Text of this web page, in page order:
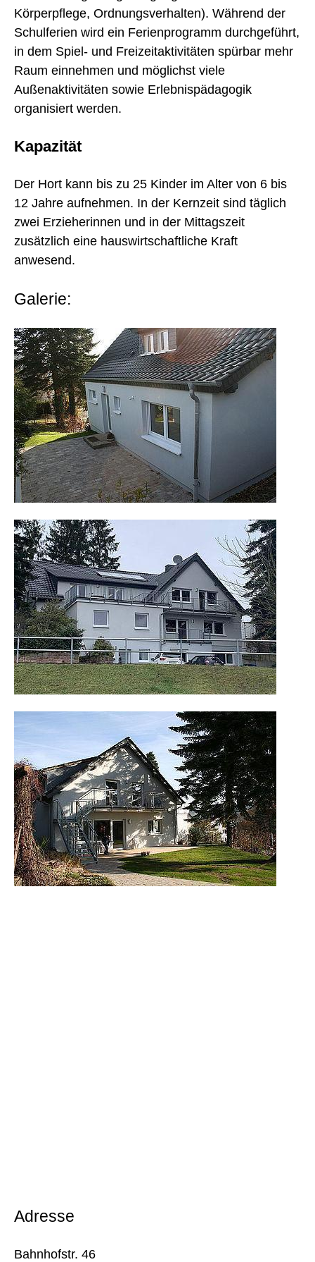
Körperpflege, Ordnungsverhalten). Während der
Schulferien wird ein Ferienprogramm durchgeführt,
in dem Spiel- und Freizeitaktivitäten spürbar mehr
Raum einnehmen und möglichst viele
Außenaktivitäten sowie Erlebnispädagogik
organisiert werden.
Kapazität
Der Hort kann bis zu 25 Kinder im Alter von 6 bis
12 Jahre aufnehmen. In der Kernzeit sind täglich
zwei Erzieherinnen und in der Mittagszeit
zusätzlich eine hauswirtschaftliche Kraft
anwesend.
Galerie:
Adresse
Bahnhofstr. 46